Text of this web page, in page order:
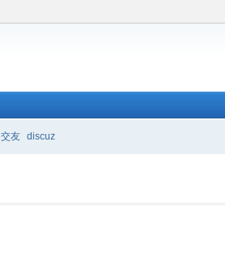
交友 discuz